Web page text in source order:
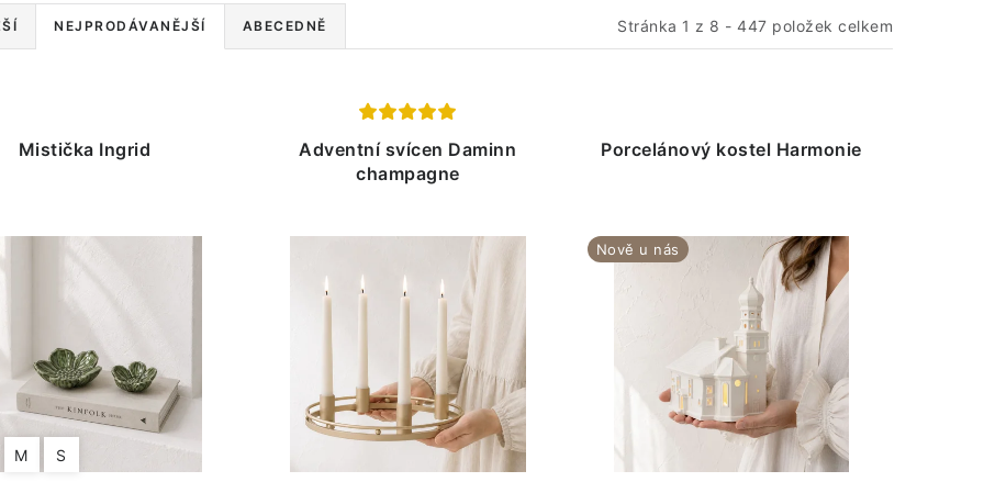
Stránka 1 z 8 - 447 položek celkem
NEJPRODÁVANĚJŠÍ ABECEDNĚ
Mistička Ingrid
M S
Adventní svícen Daminn
champagne
Porcelánový kostel Harmonie
Nově u nás